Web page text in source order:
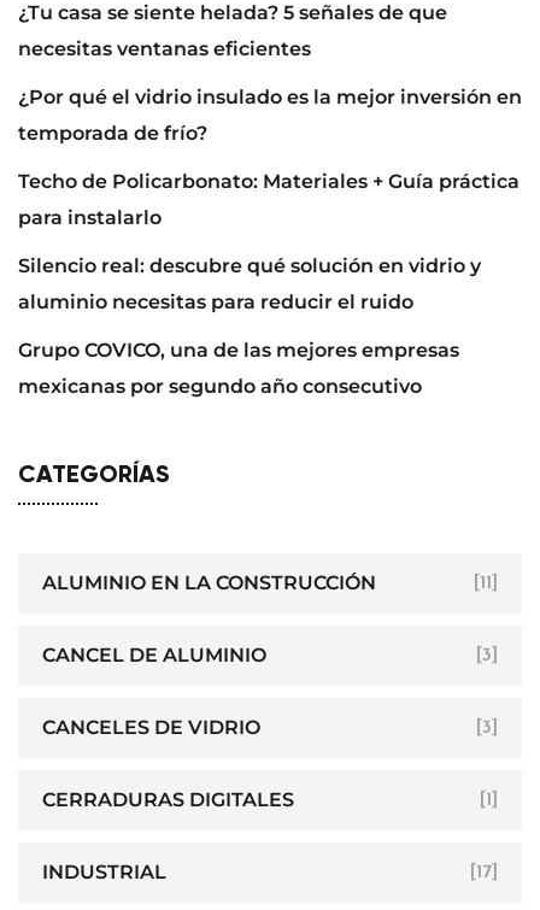
¿Tu casa se siente helada? 5 señales de que
necesitas ventanas eficientes
¿Por qué el vidrio insulado es la mejor inversión en
temporada de frío?
Techo de Policarbonato: Materiales + Guía práctica
para instalarlo
Silencio real: descubre qué solución en vidrio y
aluminio necesitas para reducir el ruido
Grupo COVICO, una de las mejores empresas
mexicanas por segundo año consecutivo
CATEGORÍAS
ALUMINIO EN LA CONSTRUCCIÓN [11]
CANCEL DE ALUMINIO [3]
CANCELES DE VIDRIO [3]
CERRADURAS DIGITALES [1]
INDUSTRIAL [17]